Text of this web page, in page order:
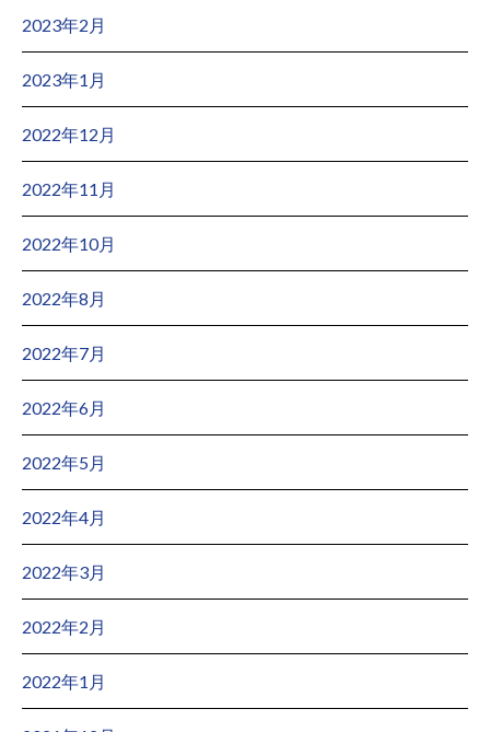
2023年2月
2023年1月
2022年12月
2022年11月
2022年10月
2022年8月
2022年7月
2022年6月
2022年5月
2022年4月
2022年3月
2022年2月
2022年1月